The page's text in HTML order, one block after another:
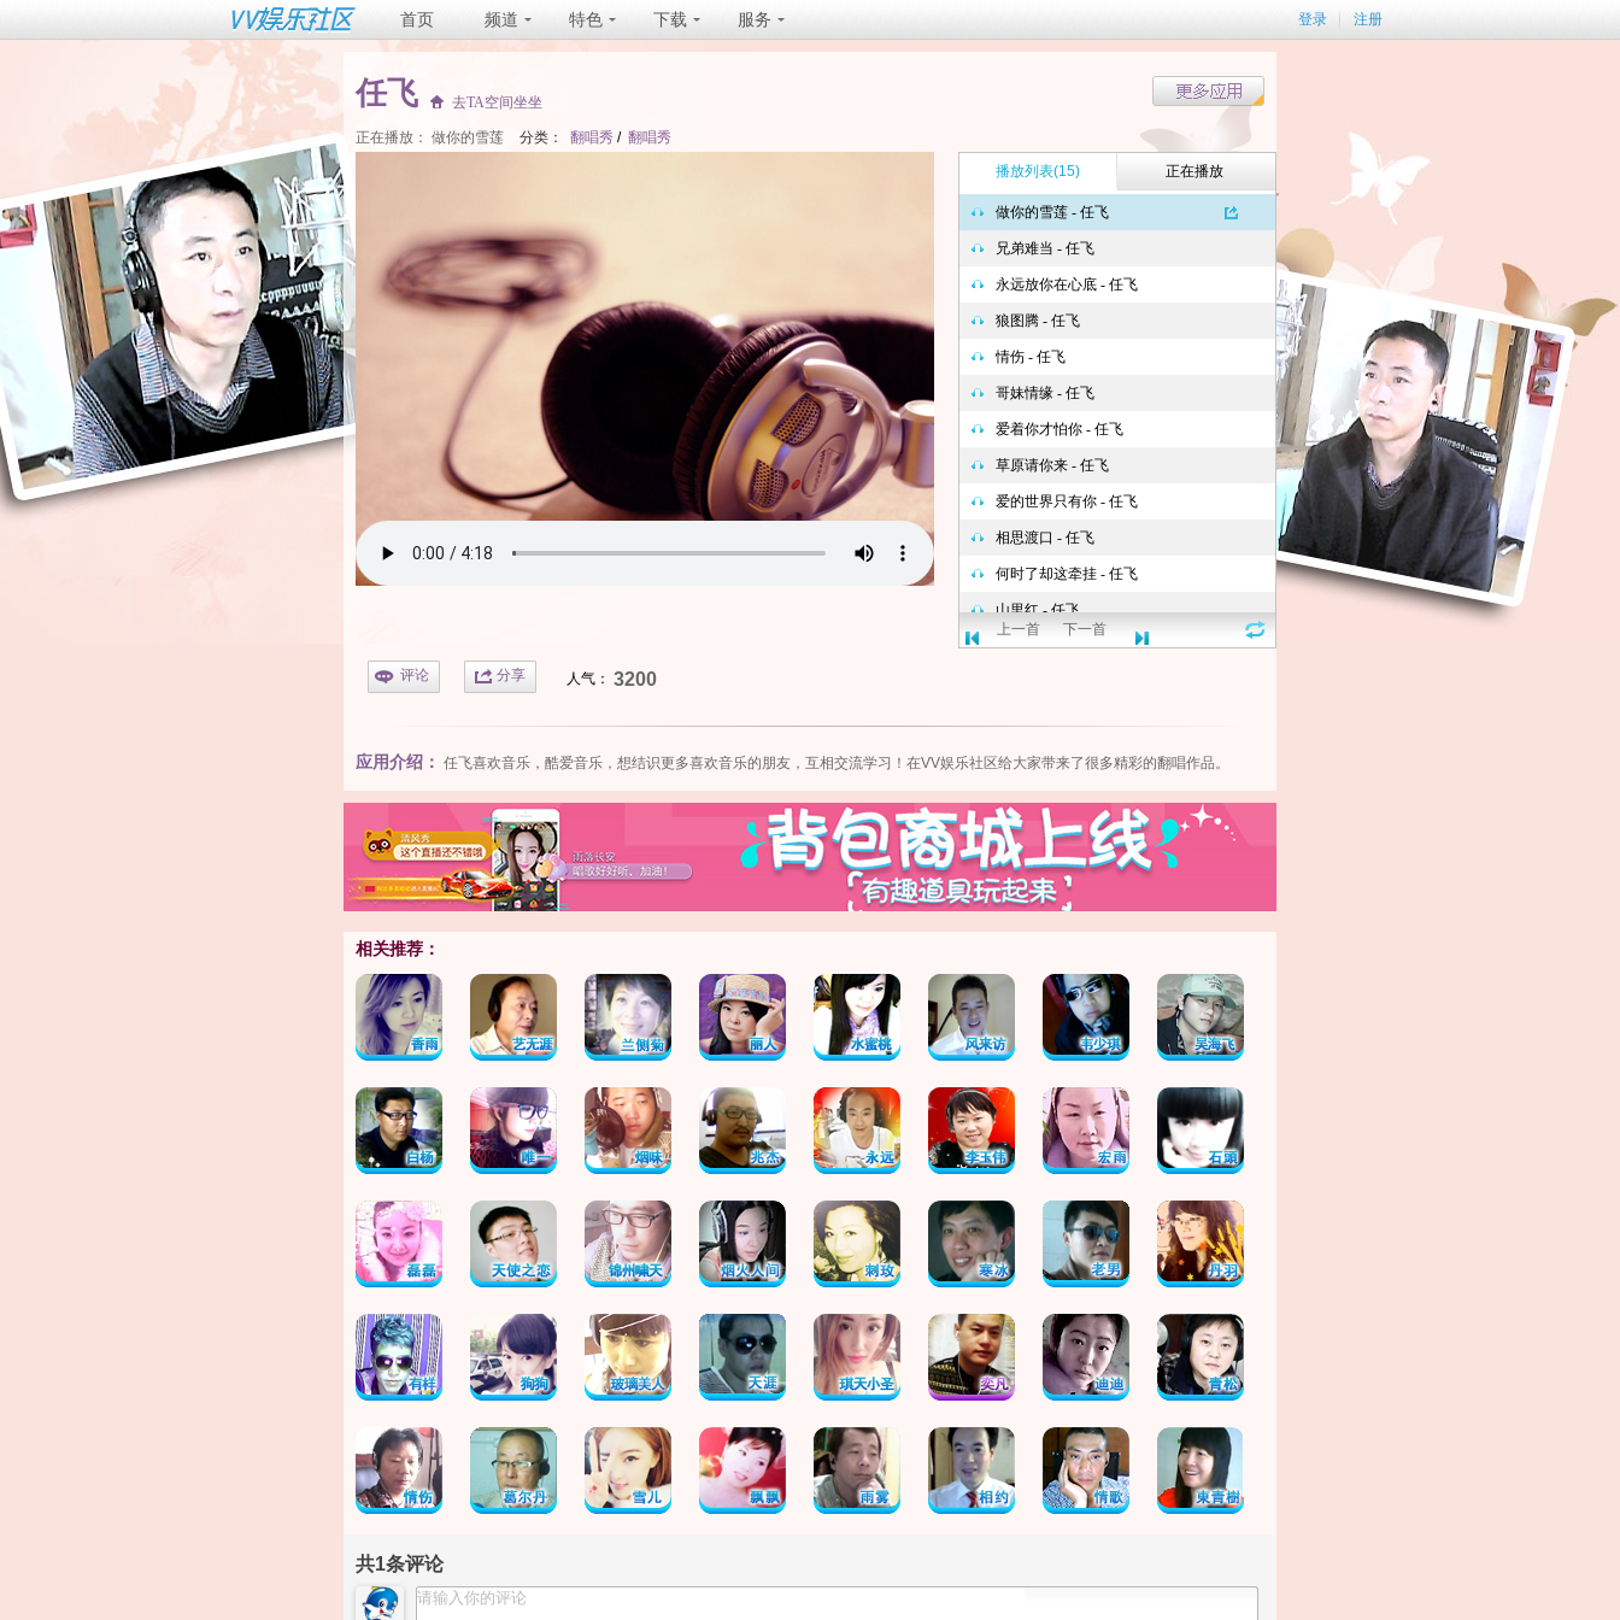
首页 频道 特色 下载 服务 登录 注册
任飞 去TA空间坐坐
正在播放： 做你的雪莲 分类： 翻唱秀 / 翻唱秀
播放列表(15) 正在播放
上一首 下一首
评论 分享 人气： 3200
应用介绍： 任飞喜欢音乐，酷爱音乐，想结识更多喜欢音乐的朋友，互相交流学习！在VV娱乐社区给大家带来了很多精彩的翻唱作品。
相关推荐：
共1条评论